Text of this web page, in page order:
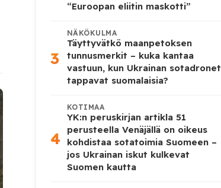
“Euroopan eliitin maskotti”
3
NÄKÖKULMA
Täyttyvätkö maanpetoksen
tunnusmerkit – kuka kantaa
vastuun, kun Ukrainan sotadronet
tappavat suomalaisia?
4
KOTIMAA
YK:n peruskirjan artikla 51
perusteella Venäjällä on oikeus
kohdistaa sotatoimia Suomeen –
jos Ukrainan iskut kulkevat
Suomen kautta